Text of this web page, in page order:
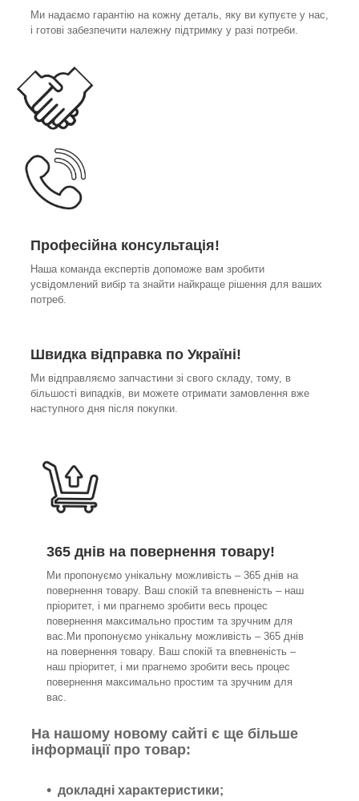
Ми надаємо гарантію на кожну деталь, яку ви купуєте у нас,
і готові забезпечити належну підтримку у разі потреби.
Професійна консультація!
Наша команда експертів допоможе вам зробити
усвідомлений вибір та знайти найкраще рішення для ваших
потреб.
Швидка відправка по Україні!
Ми відправляємо запчастини зі свого складу, тому, в
більшості випадків, ви можете отримати замовлення вже
наступного дня після покупки.
365 днів на повернення товару!
Ми пропонуємо унікальну можливість – 365 днів на
повернення товару. Ваш спокій та впевненість – наш
пріоритет, і ми прагнемо зробити весь процес
повернення максимально простим та зручним для
вас.Ми пропонуємо унікальну можливість – 365 днів
на повернення товару. Ваш спокій та впевненість –
наш пріоритет, і ми прагнемо зробити весь процес
повернення максимально простим та зручним для
вас.
На нашому новому сайті є ще більше
інформації про товар:
докладні характеристики;